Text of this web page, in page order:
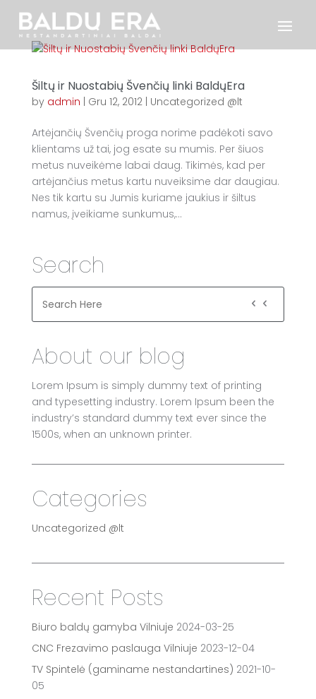
Šiltų ir Nuostabių Švenčių linki BaldųEra
by admin Gru 12, 2012| Uncategorized @lt
Artėjančių Švenčių proga norime padėkoti savo
klientams už tai, jog esate su mumis. Per šiuos
metus nuveikėme labai daug. Tikimės, kad per
artėjančius metus kartu nuveiksime dar daugiau.
Nes tik kartu su Jumis kuriame jaukius ir šiltus
namus, įveikiame sunkumus,...
Search
About our blog
Lorem Ipsum is simply dummy text of printing
and typesetting industry. Lorem Ipsum been the
industry’s standard dummy text ever since the
1500s, when an unknown printer.
Categories
Uncategorized @lt
Recent Posts
Biuro baldų gamyba Vilniuje 2024-03-25
CNC Frezavimo paslauga Vilniuje 2023-12-04
TV Spintelė (gaminame nestandartines) 2021-10-
05